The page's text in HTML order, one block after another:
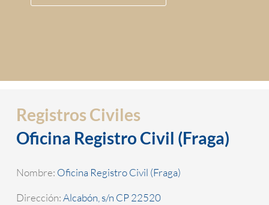
Registros Civiles
Oficina Registro Civil (Fraga)
Nombre: Oficina Registro Civil (Fraga)
Dirección:Alcabón, s/n CP 22520